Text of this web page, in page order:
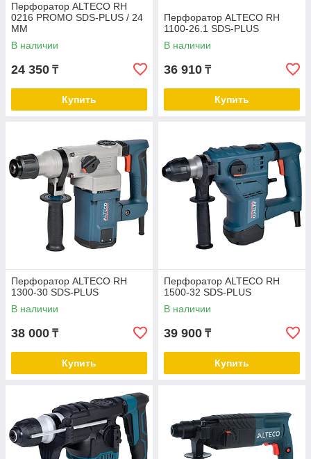
Перфоратор ALTECO RH
0216 PROMO SDS-PLUS / 24
ММ
В наличии
24 350 ₸
Купить
Перфоратор ALTECO RH
1100-26.1 SDS-PLUS
В наличии
36 910 ₸
Купить
Перфоратор ALTECO RH
1300-30 SDS-PLUS
В наличии
38 000 ₸
Купить
Перфоратор ALTECO RH
1500-32 SDS-PLUS
В наличии
39 900 ₸
Купить